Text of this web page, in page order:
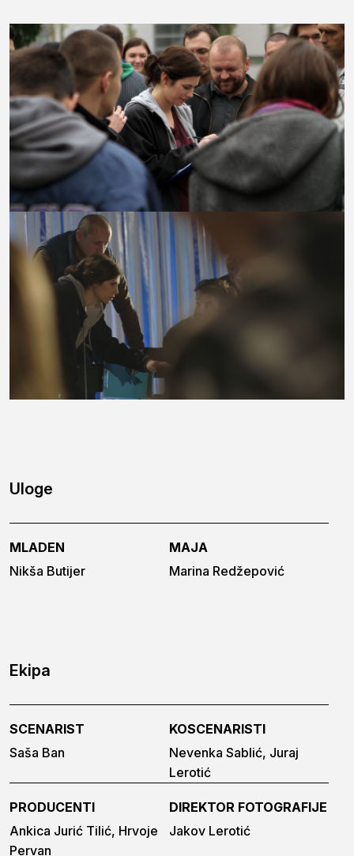
Uloge
MLADEN
Nikša Butijer
MAJA
Marina Redžepović
Ekipa
SCENARIST
Saša Ban
KOSCENARISTI
Nevenka Sablić, Juraj
Lerotić
PRODUCENTI
Ankica Jurić Tilić, Hrvoje
Pervan
DIREKTOR FOTOGRAFIJE
Jakov Lerotić